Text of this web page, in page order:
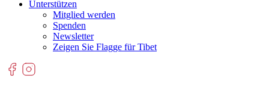
Unterstützen
Mitglied werden
Spenden
Newsletter
Zeigen Sie Flagge für Tibet